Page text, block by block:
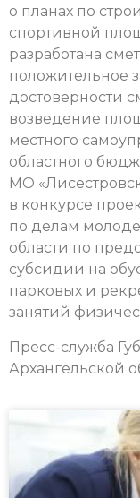
о планах по
спортивной
разработана
положительное
достоверности
возведение
местного
областного
МО
в конкурсе
по делам
области по
субсидии на
парковых и
занятий
Пресс-служба
Архангельской